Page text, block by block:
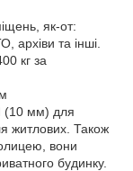
як-от:
архіви та інші.
кг за
(10 мм) для
житлових. Також
вони
будинку.